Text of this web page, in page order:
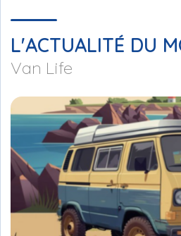
L'ACTUALITÉ DU
Van Life